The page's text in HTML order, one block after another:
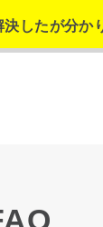
決したが分か